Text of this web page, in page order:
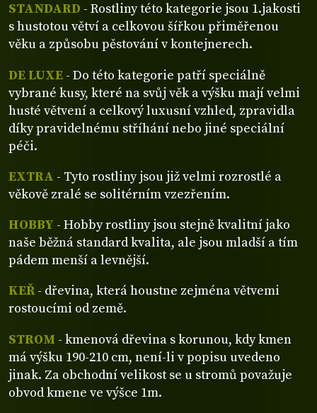
STANDARD - Rostliny této kategorie jsou 1.jakosti
s hustotou větví a celkovou šířkou přiměřenou
věku a způsobu pěstování v kontejnerech.
DE LUXE - Do této kategorie patří speciálně
vybrané kusy, které na svůj věk a výšku mají velmi
husté větvení a celkový luxusní vzhled, zpravidla
díky pravidelnému stříhání nebo jiné speciální
péči.
EXTRA - Tyto rostliny jsou již velmi rozrostlé a
věkově zralé se solitérním vzezřením.
HOBBY - Hobby rostliny jsou stejně kvalitní jako
naše běžná standard kvalita, ale jsou mladší a tím
pádem menší a levnější.
KEŘ- dřevina, která houstne zejména větvemi
rostoucími od země.
STROM - kmenová dřevina s korunou, kdy kmen
má výšku 190-210 cm, není-li v popisu uvedeno
jinak. Za obchodní velikost se u stromů považuje
obvod kmene ve výšce 1m.